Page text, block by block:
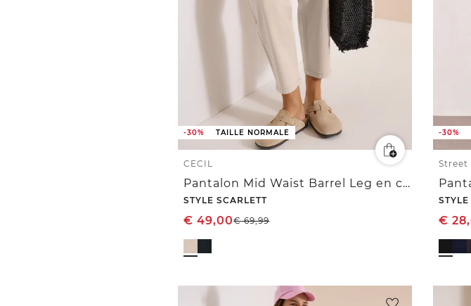
-30% TAILLE NORMALE
CECIL
Pantalon Mid Waist Barrel Leg en coupe décontractée
STYLE SCARLETT
€ 49,00€69,99
-30%
Street
€